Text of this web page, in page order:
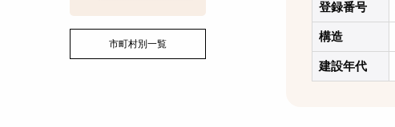
市町村別一覧
登録番号
構造
建設年代